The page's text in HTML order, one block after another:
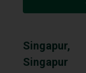
Singapur,
Singapur